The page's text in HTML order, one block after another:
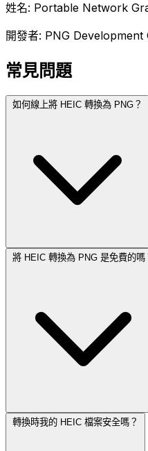
姓名: Portable Network
開發者: PNG
常見問題
如何線上將 HEIC 轉換為 PNG？
將 HEIC 轉換為 PNG 是免費的嗎
轉換時我的 HEIC 檔案安全嗎？